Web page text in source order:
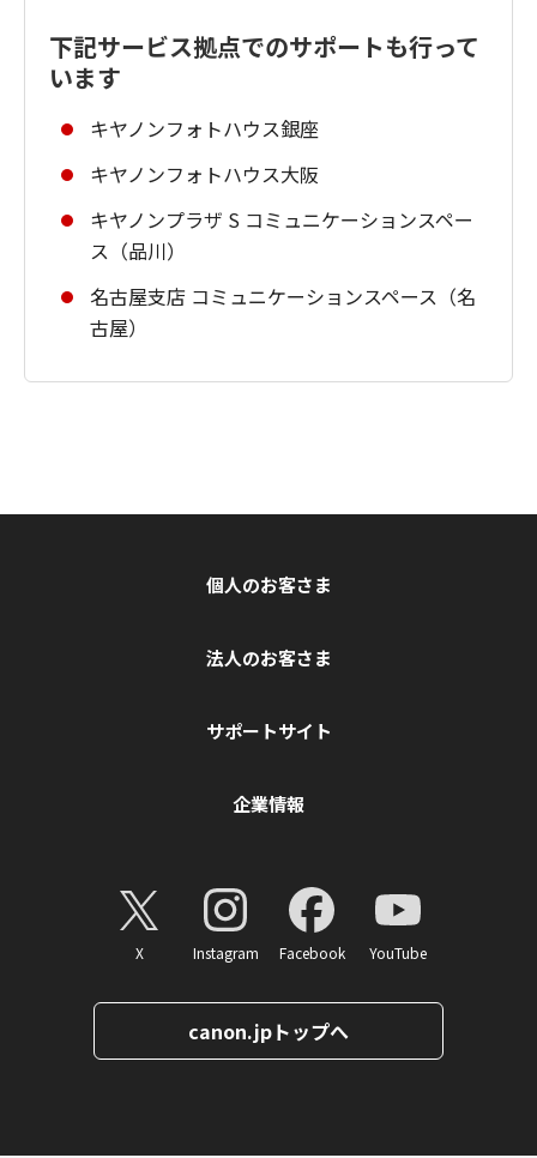
下記サービス拠点でのサポートも行って
います
キヤノンフォトハウス銀座
キヤノンフォトハウス大阪
キヤノンプラザ S コミュニケーションスペー
ス（品川）
名古屋支店 コミュニケーションスペース（名
古屋）
個人のお客さま
法人のお客さま
サポートサイト
企業情報
X Instagram Facebook YouTube
canon.jpトップへ